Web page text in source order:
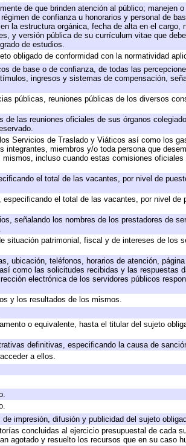
de que brinden atención al público; manejen
de confianza u honorarios y personal de
la estructura orgánica, fecha de alta en el cargo,
y versión pública de su currículum vitae que
de estudios.
obligado de conformidad con la normatividad
de base o de confianza, de todas las
ingresos y sistemas de compensación,
públicas, reuniones públicas de los diversos
las reuniones oficiales de sus órganos
Servicios de Traslado y Viáticos así como los
miembros y/o toda persona que
incluso cuando estas comisiones oficiales
el total de las vacantes, por nivel de
el total de las vacantes, por nivel de
señalando los nombres de los prestadores de
situación patrimonial, fiscal y de intereses de los
ubicación, teléfonos, horarios de atención,
como las solicitudes recibidas y las respuestas
electrónica de los servidores públicos
y los resultados de los mismos.
o equivalente, hasta el titular del sujeto
definitivas, especificando la causa de
a ellos.
impresión, difusión y publicidad del sujeto
concluidas al ejercicio presupuestal de cada
agotado y resuelto los recursos que en su caso